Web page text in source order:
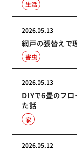
生活
網戸の張替えで
2026.05.13
害虫
DIYで6畳のフロ
た話
2026.05.13
家
2026.05.12